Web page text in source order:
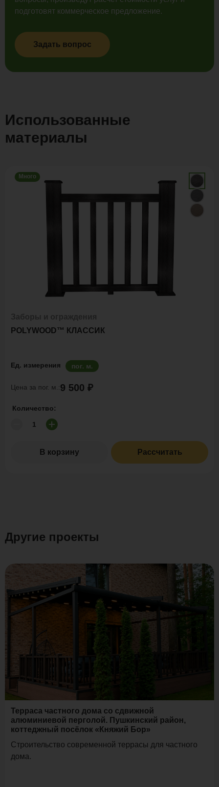
подготовят коммерческое предложение.
Задать вопрос
Использованные
материалы
Много
POLYWOOD™ КЛАССИК
Ед. измерения пог. м.
Цена за пог. м.:9 500 ₽
Количество:
В корзину Рассчитать
Другие проекты
Терраса частного дома со сдвижной
алюминиевой перголой. Пушкинский район,
коттеджный посёлок «Княжий Бор»
Строительство современной террасы для частного
дома.